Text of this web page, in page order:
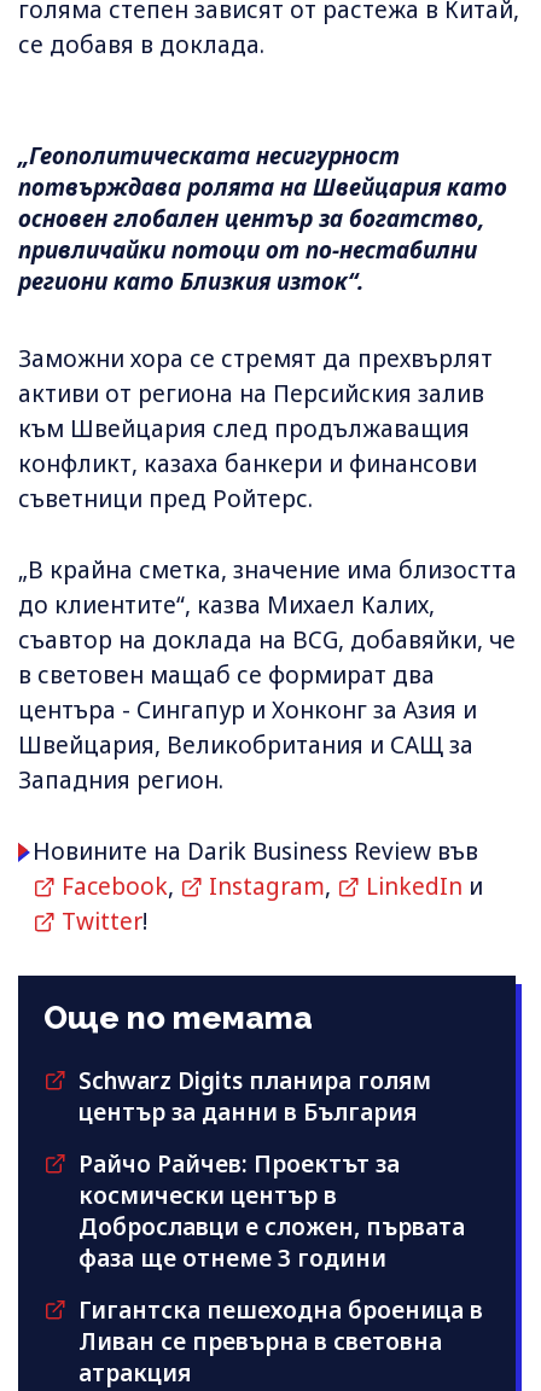
голяма степен зависят от растежа в Китай,
се добавя в доклада.
„Геополитическата несигурност
потвърждава ролята на Швейцария като
основен глобален център за богатство,
привличайки потоци от по-нестабилни
региони като Близкия изток“.
Заможни хора се стремят да прехвърлят
активи от региона на Персийския залив
към Швейцария след продължаващия
конфликт, казаха банкери и финансови
съветници пред Ройтерс.
„В крайна сметка, значение има близостта
до клиентите“, казва Михаел Калих,
съавтор на доклада на BCG, добавяйки, че
в световен мащаб се формират два
центъра - Сингапур и Хонконг за Азия и
Швейцария, Великобритания и САЩ за
Западния регион.
Новините на Darik Business Review във
Facebook, Instagram, LinkedIn и
Twitter!
Още по темата
Schwarz Digits планира голям
център за данни в България
Райчо Райчев: Проектът за
космически център в
Доброславци е сложен, първата
фаза ще отнеме 3 години
Гигантска пешеходна броеница в
Ливан се превърна в световна
атракция